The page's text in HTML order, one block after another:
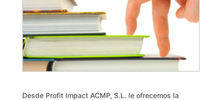
Desde Profit Impact ACMP, S.L. le ofrecemos la